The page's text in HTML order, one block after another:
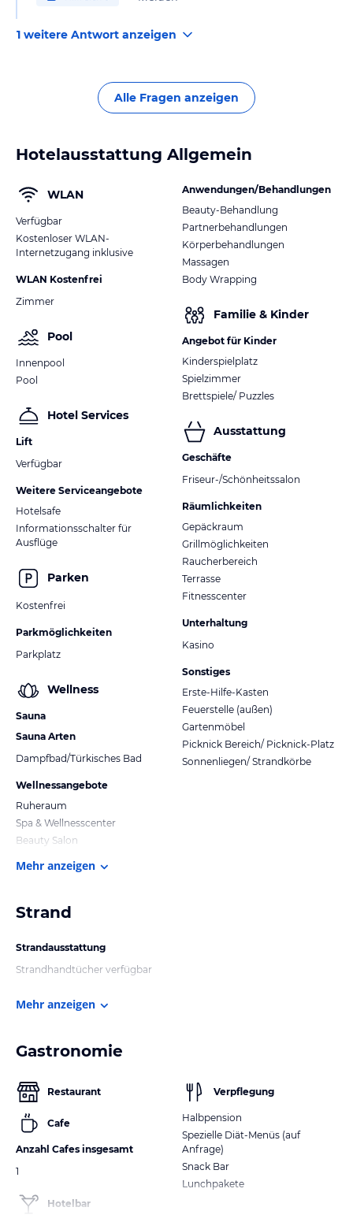
1 weitere Antwort anzeigen
Alle Fragen anzeigen
Hotelausstattung Allgemein
WLAN
Verfügbar
Kostenloser WLAN-
Internetzugang inklusive
WLAN Kostenfrei
Zimmer
Pool
Innenpool
Pool
Hotel Services
Lift
Verfügbar
Weitere Serviceangebote
Hotelsafe
Informationsschalter für
Ausflüge
Parken
Kostenfrei
Parkmöglichkeiten
Parkplatz
Wellness
Sauna
Sauna Arten
Dampfbad/Türkisches Bad
Wellnessangebote
Ruheraum
Spa & Wellnesscenter
Beauty Salon
Anwendungen/Behandlungen
Beauty-Behandlung
Partnerbehandlungen
Körperbehandlungen
Massagen
Body Wrapping
Familie & Kinder
Angebot für Kinder
Kinderspielplatz
Spielzimmer
Brettspiele/ Puzzles
Ausstattung
Geschäfte
Friseur-/Schönheitssalon
Räumlichkeiten
Gepäckraum
Grillmöglichkeiten
Raucherbereich
Terrasse
Fitnesscenter
Unterhaltung
Kasino
Sonstiges
Erste-Hilfe-Kasten
Feuerstelle (außen)
Gartenmöbel
Picknick Bereich/ Picknick-Platz
Sonnenliegen/ Strandkörbe
Mehr anzeigen
Strand
Strandausstattung
Strandhandtücher verfügbar
Mehr anzeigen
Gastronomie
Restaurant
Cafe
Anzahl Cafes insgesamt
1
Hotelbar
Verpflegung
Halbpension
Spezielle Diät-Menüs (auf
Anfrage)
Snack Bar
Lunchpakete